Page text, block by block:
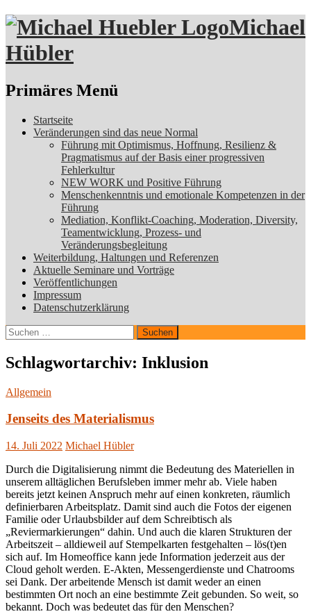
Michael
Hübler
Suchen
Primäres Menü
Zum
Inhalt
Startseite
Veränderungen sind das neue Normal
Führung mit Optimismus, Hoffnung, Resilienz &
Pragmatismus auf der Basis einer progressiven
Fehlerkultur
NEW WORK und Positive Führung
Menschenkenntnis und emotionale Kompetenzen in der
Führung
Mediation, Konflikt-Coaching, Moderation, Diversity,
Teamentwicklung, Prozess- und
Veränderungsbegleitung
Weiterbildung, Haltungen und Referenzen
Aktuelle Seminare und Vorträge
Veröffentlichungen
Impressum
Datenschutzerklärung
Suchen
nach:
Schlagwortarchiv: Inklusion
Allgemein
Jenseits des Materialismus
14. Juli 2022 Michael Hübler
Durch die Digitalisierung nimmt die Bedeutung des Materiellen in
unserem alltäglichen Berufsleben immer mehr ab. Viele haben
bereits jetzt keinen Anspruch mehr auf einen konkreten, räumlich
definierbaren Arbeitsplatz. Damit sind auch die Fotos der eigenen
Familie oder Urlaubsbilder auf dem Schreibtisch als
„Reviermarkierungen“ dahin. Und auch die klaren Strukturen der
Arbeitszeit – alldieweil auf Stempelkarten festgehalten – lös(t)en
sich auf. Im Homeoffice kann jede Information jederzeit aus der
Cloud geholt werden. E-Akten, Messengerdienste und Chatrooms
sei Dank. Der arbeitende Mensch ist damit weder an einen
bestimmten Ort noch an eine bestimmte Zeit gebunden. So weit, so
bekannt. Doch was bedeutet das für den Menschen?